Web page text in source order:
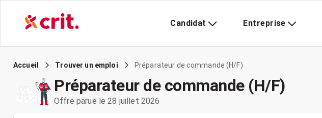
Candidat Entreprise
Accueil Trouver un emploi Préparateur de commande (H/F)
Préparateur de commande (H/F)
Offre parue le 28 juillet 2026